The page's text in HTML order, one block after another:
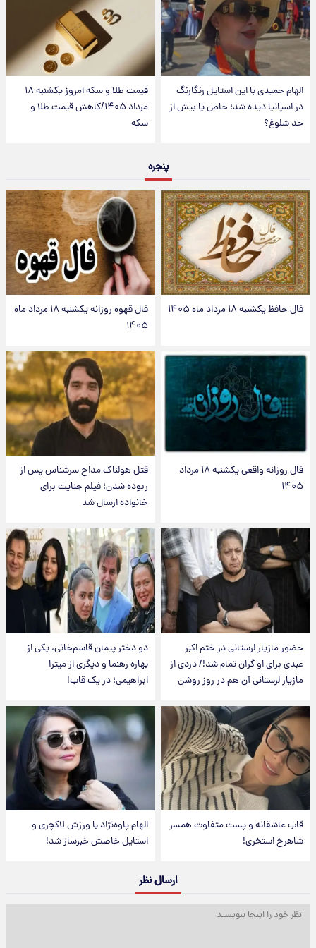
الهام حمیدی با این استایل رنگارنگ
در اسپانیا دیده شد؛ خاص یا بیش از
حد شلوغ؟
قیمت طلا و سکه امروز یکشنبه ۱۸
مرداد ۱۴۰۵/کاهش قیمت طلا و
سکه
پنجره
فال حافظ یکشنبه ۱۸ مرداد ماه ۱۴۰۵
فال قهوه روزانه یکشنبه ۱۸ مرداد ماه
۱۴۰۵
فال روزانه واقعی یکشنبه ۱۸ مرداد
۱۴۰۵
قتل هولناک مداح سرشناس پس از
ربوده شدن؛ فیلم جنایت برای
خانواده ارسال شد
حضور مازیار لرستانی در ختم اکبر
عبدی برای او گران تمام شد!/ دزدی از
مازیار لرستانی آن هم در روز روشن
دو دختر پیمان قاسم‌خانی، یکی از
بهاره رهنما و دیگری از میترا
ابراهیمی؛ در یک قاب!
قاب عاشقانه و پست متفاوت همسر
شاهرخ استخری!
الهام پاوه‌نژاد با ورزش لاکچری و
استایل خاصش خبرساز شد!
ارسال نظر